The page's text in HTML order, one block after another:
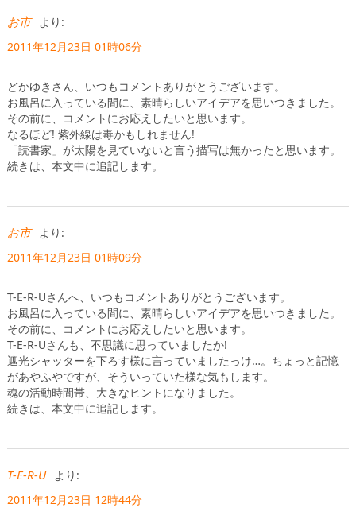
お市 より:
2011年12月23日 01時06分
どかゆきさん、いつもコメントありがとうございます。
お風呂に入っている間に、素晴らしいアイデアを思いつきました。
その前に、コメントにお応えしたいと思います。
なるほど! 紫外線は毒かもしれません!
「読書家」が太陽を見ていないと言う描写は無かったと思います。
続きは、本文中に追記します。
お市 より:
2011年12月23日 01時09分
T-E-R-Uさんへ、いつもコメントありがとうございます。
お風呂に入っている間に、素晴らしいアイデアを思いつきました。
その前に、コメントにお応えしたいと思います。
T-E-R-Uさんも、不思議に思っていましたか!
遮光シャッターを下ろす様に言っていましたっけ…。ちょっと記憶
があやふやですが、そういっていた様な気もします。
魂の活動時間帯、大きなヒントになりました。
続きは、本文中に追記します。
T-E-R-U より:
2011年12月23日 12時44分